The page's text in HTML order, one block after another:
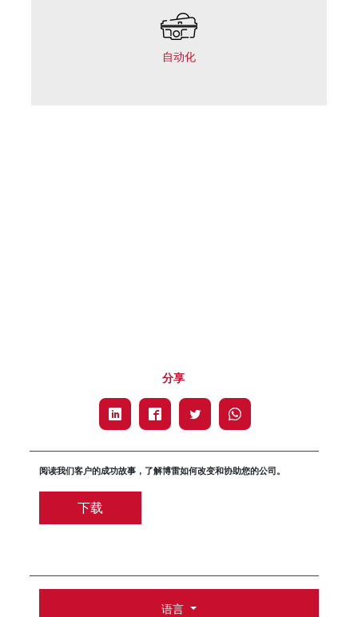
自动化
分享
阅读我们客户的成功故事，了解博雷如何改变和协助您的公司。
下载
语言